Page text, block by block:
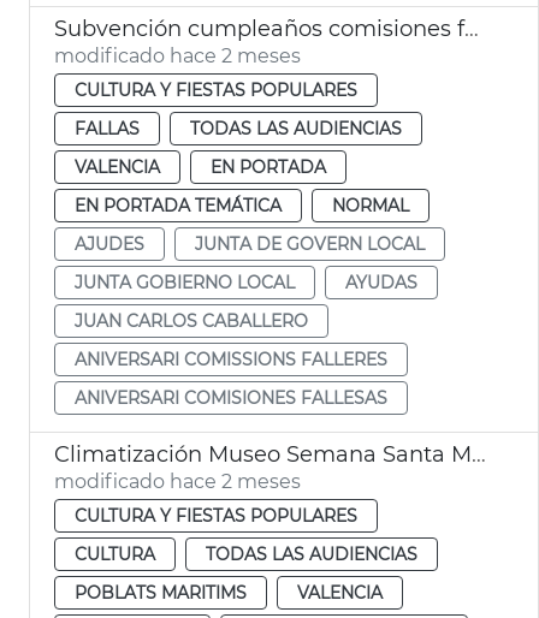
Subvención cumpleaños comisiones falleras València
modificado hace 2 meses
CULTURA Y FIESTAS POPULARES
FALLAS
TODAS LAS AUDIENCIAS
VALENCIA
EN PORTADA
EN PORTADA TEMÁTICA
NORMAL
AJUDES
JUNTA DE GOVERN LOCAL
JUNTA GOBIERNO LOCAL
AYUDAS
JUAN CARLOS CABALLERO
ANIVERSARI COMISSIONS FALLERES
ANIVERSARI COMISIONES FALLESAS
Climatización Museo Semana Santa Marinera València
modificado hace 2 meses
CULTURA Y FIESTAS POPULARES
CULTURA
TODAS LAS AUDIENCIAS
POBLATS MARITIMS
VALENCIA